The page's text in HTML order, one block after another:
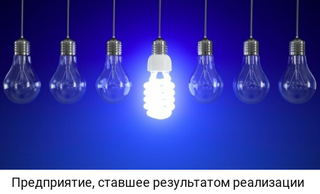
Предприятие, ставшее результатом реализации